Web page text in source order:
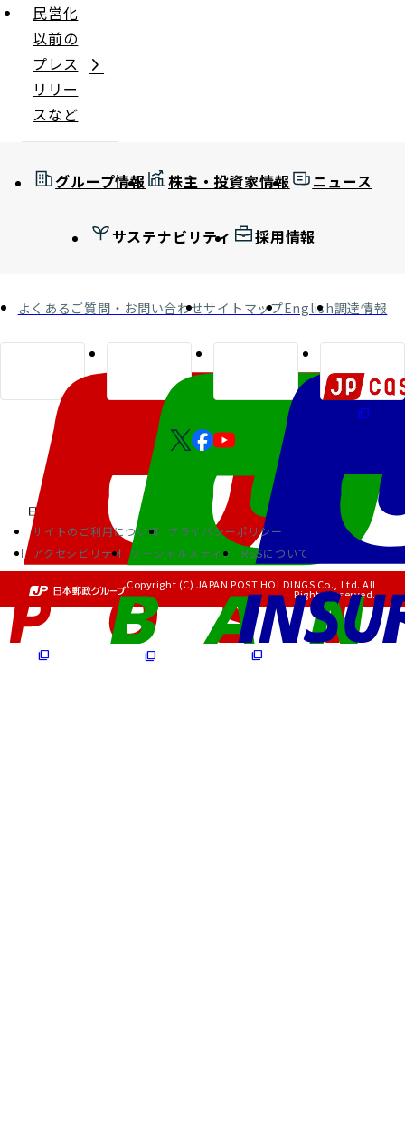
民営化
以前の
プレス
リリー
スなど
グループ情報 株主・投資家情報 ニュース
サステナビリティ 採用情報
よくあるご質問・お問い合わせサイトマップEnglish調達情報
サイトのご利用について
プライバシーポリシー
アクセシビリティ
ソーシャルメディア RSSについて
Copyright (C) JAPAN POST HOLDINGS Co., Ltd. All
Rights Reserved.